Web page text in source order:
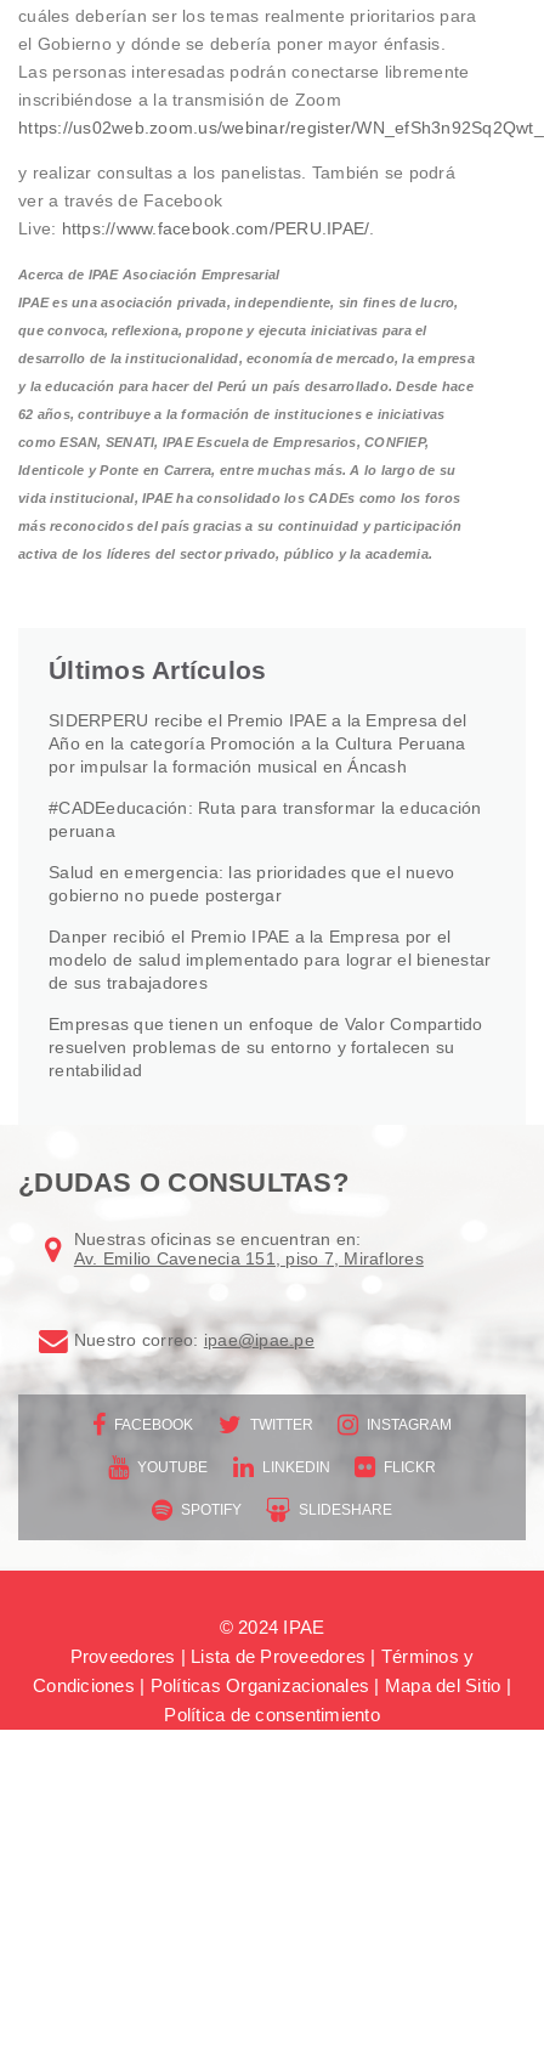
cuáles deberían ser los temas realmente prioritarios para
el Gobierno y dónde se debería poner mayor énfasis.
Las personas interesadas podrán conectarse libremente
inscribiéndose a la transmisión de Zoom
https://us02web.zoom.us/webinar/register/
y realizar consultas a los panelistas. También se podrá
ver a través de Facebook
Live: https://www.facebook.com/PERU.IPAE/
Acerca de IPAE Asociación Empresarial
IPAE es una asociación privada, independiente, sin fines de lucro,
que convoca, reflexiona, propone y ejecuta iniciativas para el
desarrollo de la institucionalidad, economía de mercado, la empresa
y la educación para hacer del Perú un país desarrollado. Desde hace
62 años, contribuye a la formación de instituciones e iniciativas
como ESAN, SENATI, IPAE Escuela de Empresarios, CONFIEP,
Identicole y Ponte en Carrera, entre muchas más. A lo largo de su
vida institucional, IPAE ha consolidado los CADEs como los foros
más reconocidos del país gracias a su continuidad y participación
activa de los líderes del sector privado, público y la academia.
Últimos Artículos
SIDERPERU recibe el Premio IPAE a la Empresa del
Año en la categoría Promoción a la Cultura Peruana
por impulsar la formación musical en Áncash
#CADEeducación: Ruta para transformar la educación
peruana
Salud en emergencia: las prioridades que el nuevo
gobierno no puede postergar
Danper recibió el Premio IPAE a la Empresa por el
modelo de salud implementado para lograr el bienestar
de sus trabajadores
Empresas que tienen un enfoque de Valor Compartido
resuelven problemas de su entorno y fortalecen su
rentabilidad
¿DUDAS O CONSULTAS?
Nuestras oficinas se encuentran en:
Av. Emilio Cavenecia 151, piso 7, Miraflores
Nuestro correo: ipae@ipae.pe
FACEBOOK TWITTER INSTAGRAM
YOUTUBE LINKEDIN FLICKR
SPOTIFY SLIDESHARE
© 2024 IPAE
Proveedores | Lista de Proveedores | Términos y
Condiciones | Políticas Organizacionales | Mapa del Sitio |
Política de consentimiento